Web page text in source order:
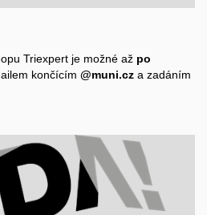
Triexpert je možné až po
končícím @muni.cz a zadáním